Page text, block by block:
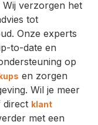
Wij verzorgen het
tot
Onze experts
to-date en
op
en zorgen
Wil je meer
direct klant
met een